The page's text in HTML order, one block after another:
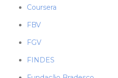
Coursera
FBV
FGV
FINDES